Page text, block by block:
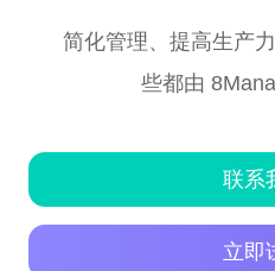
简化管理、提高生产
些都由
联系
立即